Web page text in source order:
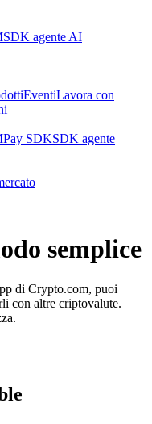
SDK agente AI
EventiLavora con
Pay SDKSDK agente
semplice
di Crypto.com, puoi
con altre criptovalute.